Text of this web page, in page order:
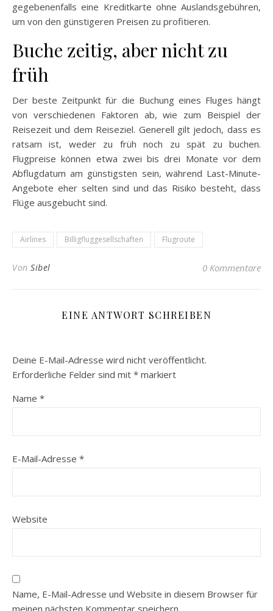
gegebenenfalls eine Kreditkarte ohne Auslandsgebühren,
um von den günstigeren Preisen zu profitieren.
Buche zeitig, aber nicht zu
früh
Der beste Zeitpunkt für die Buchung eines Fluges hängt
von verschiedenen Faktoren ab, wie zum Beispiel der
Reisezeit und dem Reiseziel. Generell gilt jedoch, dass es
ratsam ist, weder zu früh noch zu spät zu buchen.
Flugpreise können etwa zwei bis drei Monate vor dem
Abflugdatum am günstigsten sein, während Last-Minute-
Angebote eher selten sind und das Risiko besteht, dass
Flüge ausgebucht sind.
Airlines Billigfluggesellschaften Flugroute
Von Sibel 0 Kommentare
EINE ANTWORT SCHREIBEN
Deine E-Mail-Adresse wird nicht veröffentlicht.
Erforderliche Felder sind mit * markiert
Name *
E-Mail-Adresse *
Website
Name, E-Mail-Adresse und Website in diesem Browser für